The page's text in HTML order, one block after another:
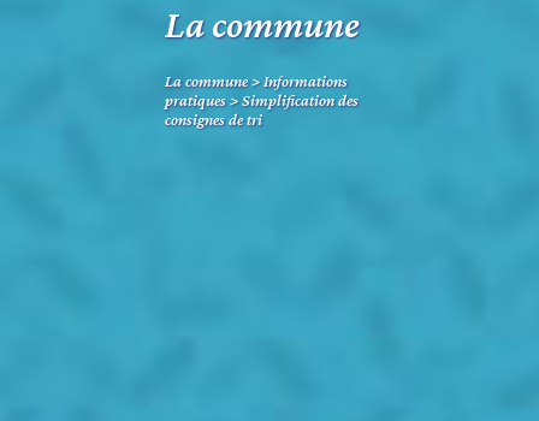
La commune
La commune> Informations
pratiques >Simplification des
consignes de tri